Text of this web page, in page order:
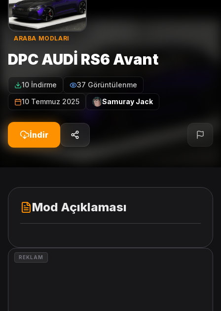
ARABA MODLARI
DPC AUDİ RS6 Avant
10 İndirme
37 Görüntülenme
10 Temmuz 2025
Samuray Jack
İndir
Mod Açıklaması
REKLAM